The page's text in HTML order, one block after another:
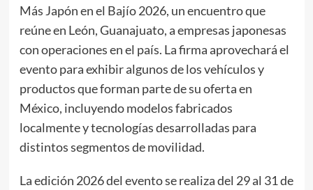
Más Japón en el Bajío 2026, un encuentro que
reúne en León, Guanajuato, a empresas japonesas
con operaciones en el país. La firma aprovechará el
evento para exhibir algunos de los vehículos y
productos que forman parte de su oferta en
México, incluyendo modelos fabricados
localmente y tecnologías desarrolladas para
distintos segmentos de movilidad.
La edición 2026 del evento se realiza del 29 al 31 de